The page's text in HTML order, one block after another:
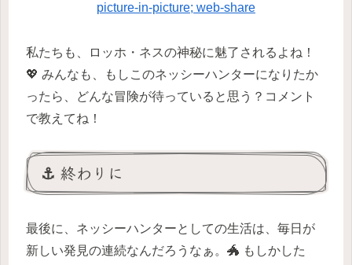
picture-in-picture; web-share
私たちも、ロッホ・ネスの神秘に魅了されるよね！
💖 みんなも、もしこのネッシーハンターになりたか
ったら、どんな冒険が待っていると思う？コメント
で教えてね！
⚓ 終わりに
最後に、ネッシーハンターとしての生活は、毎日が
新しい発見の連続なんだろうなぁ。🐲 もしかした